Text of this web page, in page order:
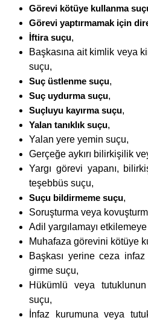
Görevi kötüye kullanma
Görevi yaptırmamak için
İftira suçu,
Başkasına ait kimlik veya
suçu,
Suç üstlenme suçu,
Suç uydurma suçu,
Suçluyu kayırma suçu,
Yalan tanıklık suçu,
Yalan yere yemin suçu,
Gerçeğe aykırı bilirkişilik
Yargı görevi yapanı,
teşebbüs suçu,
Suçu bildirmeme suçu,
Soruşturma veya
Adil yargılamayı
Muhafaza görevini kötüye
Başkası yerine ceza
girme suçu,
Hükümlü veya
suçu,
İnfaz kurumuna veya